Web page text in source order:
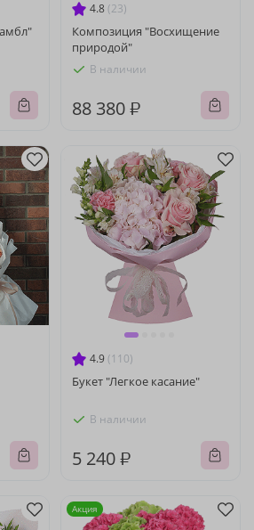
4.8 (23)
Композиция "Восхищение
природой"
В наличии
88 380 ₽
4.9 (110)
Букет "Легкое касание"
В наличии
5 240 ₽
Акция